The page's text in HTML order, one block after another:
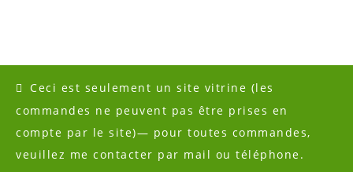
Ceci est seulement un site vitrine (les
commandes ne peuvent pas être prises en
compte par le site)— pour toutes commandes,
veuillez me contacter par mail ou téléphone.
Conseils Contact Mentions légales
Copyright 2023 - Pépinière Moulinier -